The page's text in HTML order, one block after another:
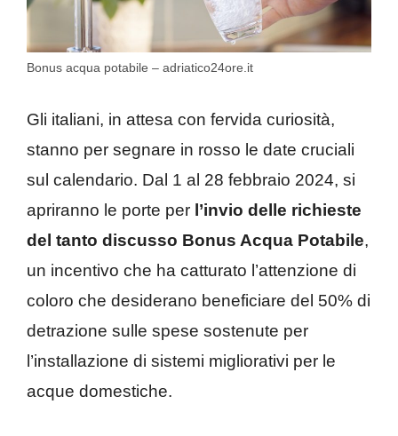
Bonus acqua potabile – adriatico24ore.it
Gli italiani, in attesa con fervida curiosità,
stanno per segnare in rosso le date cruciali
sul calendario. Dal 1 al 28 febbraio 2024, si
apriranno le porte per l’invio delle richieste
del tanto discusso Bonus Acqua Potabile,
un incentivo che ha catturato l’attenzione di
coloro che desiderano beneficiare del 50% di
detrazione sulle spese sostenute per
l’installazione di sistemi migliorativi per le
acque domestiche.